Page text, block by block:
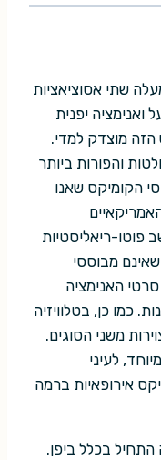
שתי אסוציאציות
ואנימציה יפנית
הזה מוצדק למדי.
והפורות ביותר
הקומיקס שאנו
פוטו-ריאליסטיות
מבוססי
האנימציה
כמו כן, בטלוויזיה
משני הסוגים.
לעיני
אירופאיות ברמה
בכלל ביפן.